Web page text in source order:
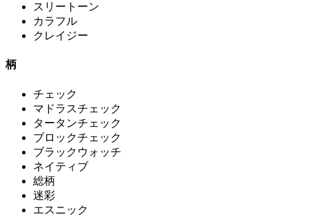
スリートーン
カラフル
クレイジー
柄
チェック
マドラスチェック
タータンチェック
ブロックチェック
ブラックウォッチ
ネイティブ
総柄
迷彩
エスニック